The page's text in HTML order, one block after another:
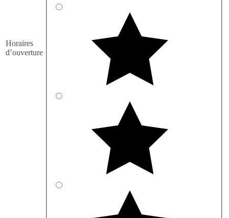
Horaires
d’ouverture